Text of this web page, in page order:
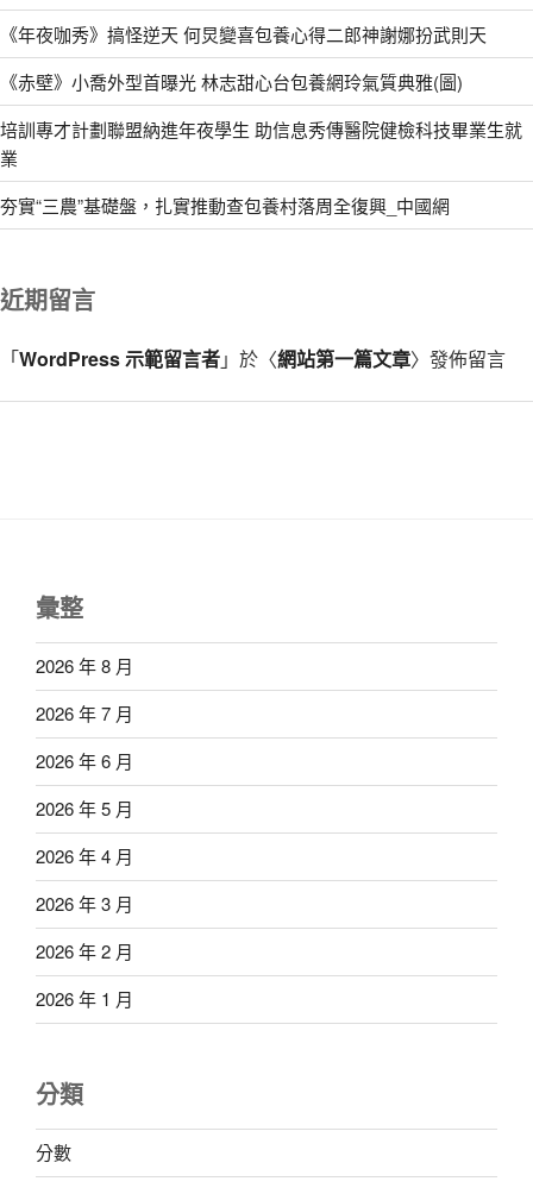
《年夜咖秀》搞怪逆天 何炅變喜包養心得二郎神謝娜扮武則天
《赤壁》小喬外型首曝光 林志甜心台包養網玲氣質典雅(圖)
培訓專才計劃聯盟納進年夜學生 助信息秀傳醫院健檢科技畢業生就
業
夯實“三農”基礎盤，扎實推動查包養村落周全復興_中國網
近期留言
「WordPress 示範留言者」於〈網站第一篇文章〉發佈留言
彙整
2026 年 8 月
2026 年 7 月
2026 年 6 月
2026 年 5 月
2026 年 4 月
2026 年 3 月
2026 年 2 月
2026 年 1 月
分類
分數